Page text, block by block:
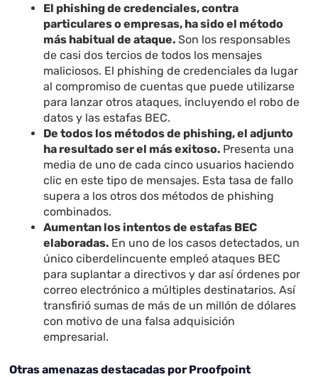
El phishing de credenciales, contra
particulares o empresas, ha sido el método
más habitual de ataque.Son los responsables
de casi dos tercios de todos los mensajes
maliciosos. El phishing de credenciales da lugar
al compromiso de cuentas que puede utilizarse
para lanzar otros ataques, incluyendo el robo de
datos y las estafas BEC.
De todos los métodos de phishing, el adjunto
ha resultado ser el más exitoso. Presenta una
media de uno de cada cinco usuarios haciendo
clic en este tipo de mensajes. Esta tasa de fallo
supera a los otros dos métodos de phishing
combinados.
Aumentan los intentos de estafas BEC
elaboradas. En uno de los casos detectados, un
único ciberdelincuente empleó ataques BEC
para suplantar a directivos y dar así órdenes por
correo electrónico a múltiples destinatarios. Así
transfirió sumas de más de un millón de dólares
con motivo de una falsa adquisición
empresarial.
Otras amenazas destacadas por Proofpoint